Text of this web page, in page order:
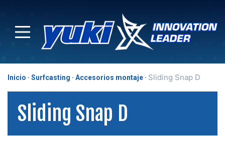
Inicio Surfcasting Accesorios montaje Sliding Snap D
Sliding Snap D